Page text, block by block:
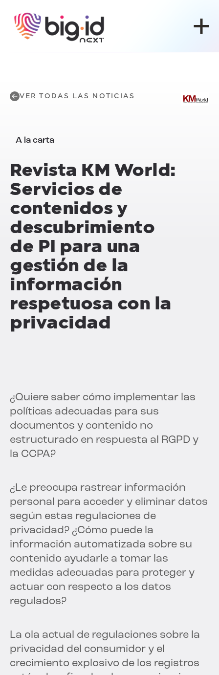
VER TODAS LAS NOTICIAS
A la carta
Revista KM World:
Servicios de
contenidos y
descubrimiento
de PI para una
gestión de la
información
respetuosa con la
privacidad
¿Quiere saber cómo implementar las
políticas adecuadas para sus
documentos y contenido no
estructurado en respuesta al RGPD y
la CCPA?
¿Le preocupa rastrear información
personal para acceder y eliminar datos
según estas regulaciones de
privacidad? ¿Cómo puede la
información automatizada sobre su
contenido ayudarle a tomar las
medidas adecuadas para proteger y
actuar con respecto a los datos
regulados?
La ola actual de regulaciones sobre la
privacidad del consumidor y el
crecimiento explosivo de los registros